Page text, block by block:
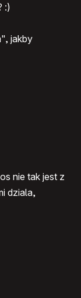
:)
jakby
nie tak jest z
dziala,